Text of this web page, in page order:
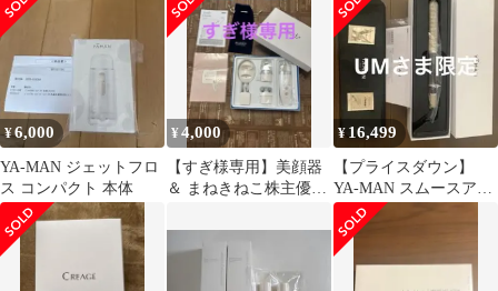
¥6,000
YA-MAN ジェットフロ
ス コンパクト 本体
¥4,000
【すぎ様専用】美顔器
＆ まねきねこ株主優待
¥ 16,499
【プライスダウン】
YA-MAN スムースアイ
ロンフォトイオン 本体